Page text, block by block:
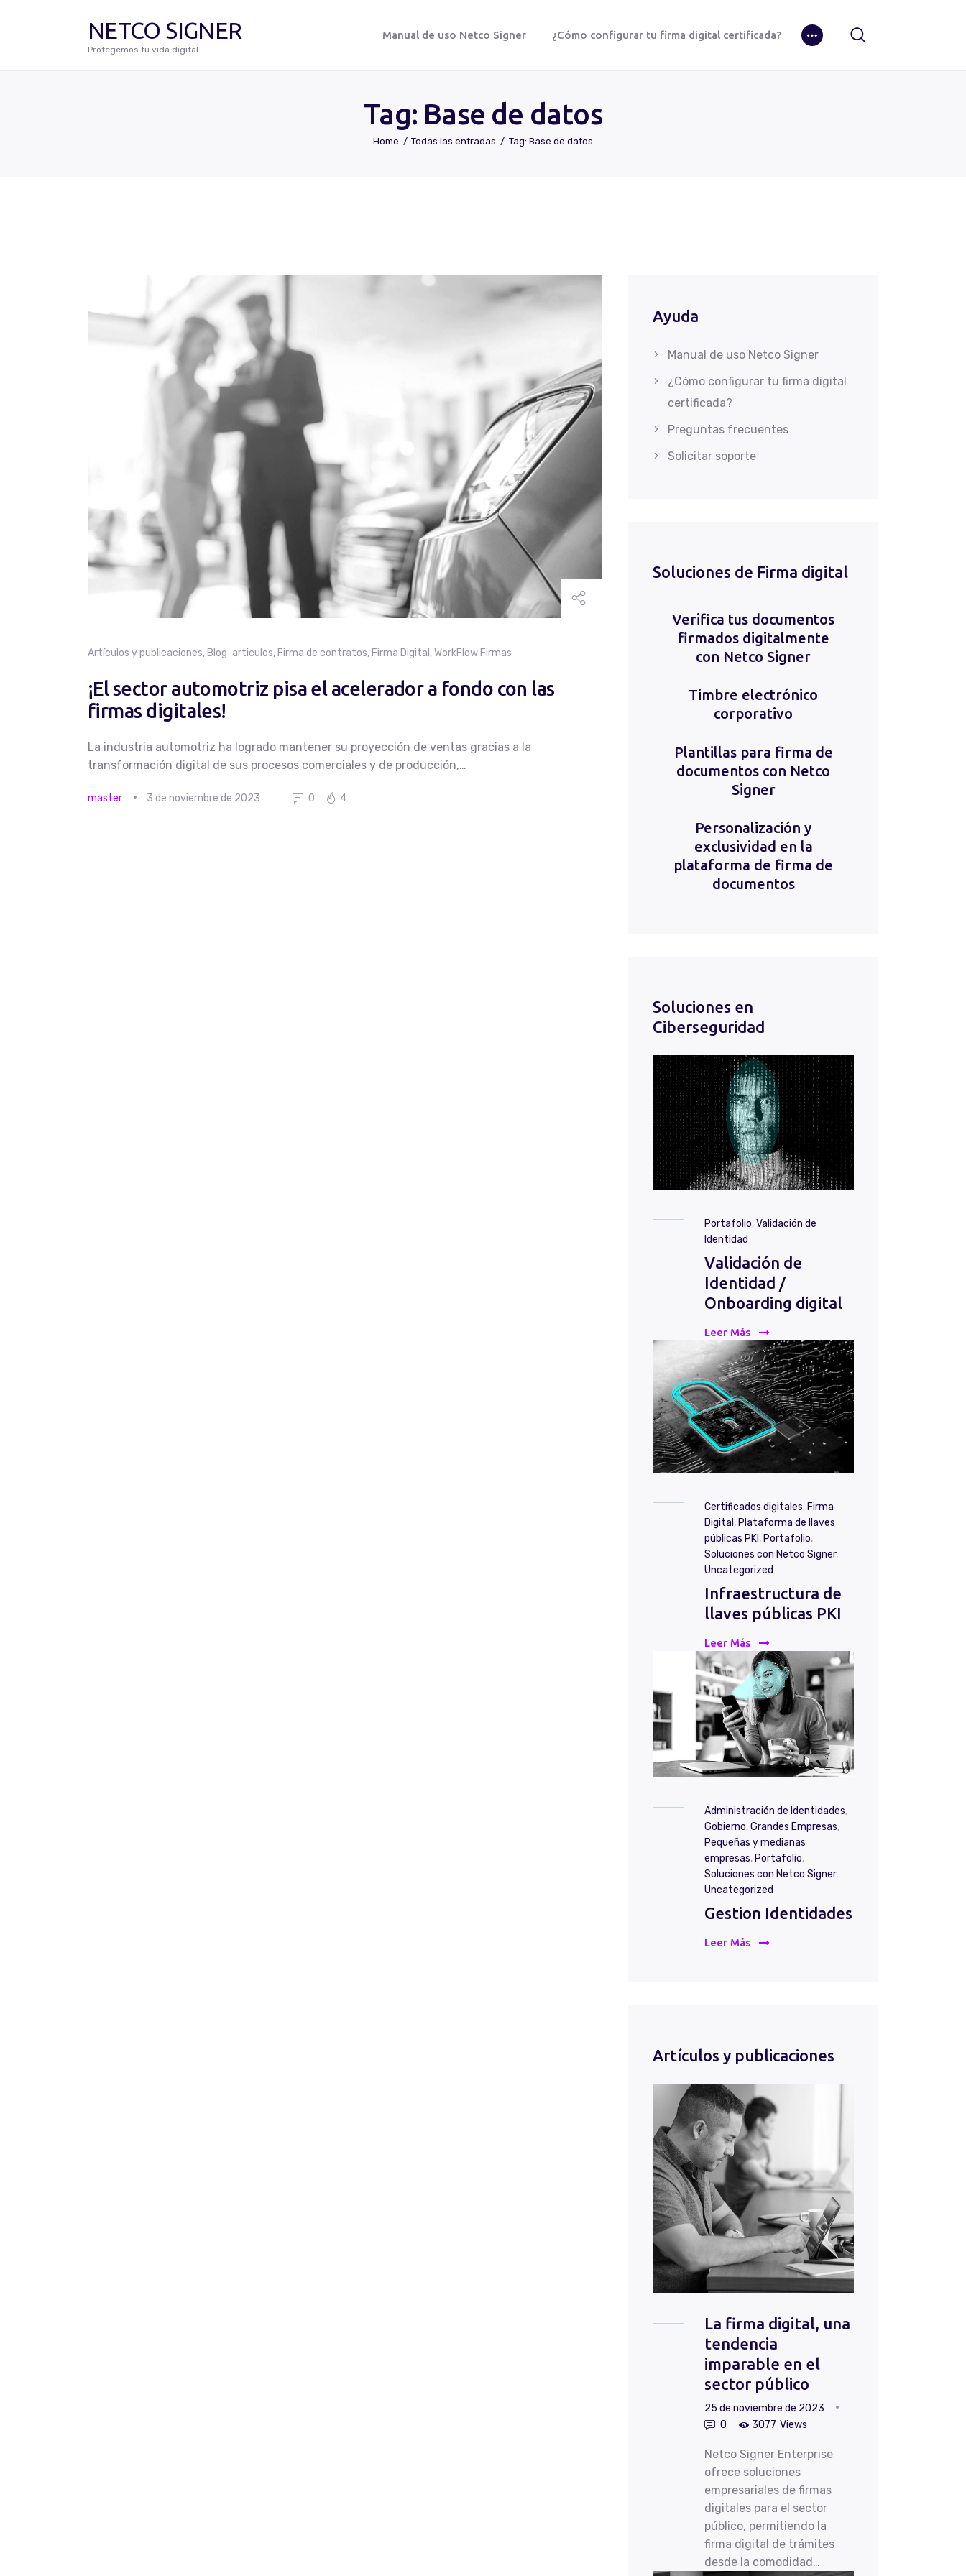
NETCO SIGNER
Protegemos tu vida digital
Manual de uso Netco Signer ¿Cómo configurar tu firma digital certificada?
Tag: Base de datos
Home Todas las entradas Tag: Base de datos
Certificada?
Preguntas Frecuentes
Solicitar Soporte
Artículos y publicaciones, Blog-articulos, Firma de contratos, Firma Digital ,WorkFlow Firmas
¡El sector automotriz pisa el acelerador a fondo con las
firmas digitales!
La industria automotriz ha logrado mantener su proyección de ventas gracias a la
transformación digital de sus procesos comerciales y de producción,…
master 3 de noviembre de 2023 0 4
Ayuda
Manual de uso Netco Signer
¿Cómo configurar tu firma digital
certificada?
Preguntas frecuentes
Solicitar soporte
Soluciones de Firma digital
Verifica tus documentos
firmados digitalmente
con Netco Signer
Timbre electrónico
corporativo
Plantillas para firma de
documentos con Netco
Signer
Personalización y
exclusividad en la
plataforma de firma de
documentos
Soluciones en
Ciberseguridad
Portafolio,Validación de
Identidad
Validación de
Identidad /
Onboarding digital
Leer Más
Certificados digitales, Firma
Digital , Plataforma de llaves
públicas PKI , Portafolio,
Soluciones con Netco Signer,
Uncategorized
Infraestructura de
llaves públicas PKI
Leer Más
Administración de Identidades,
Gobierno,Grandes Empresas,
Pequeñas y medianas
empresas,Portafolio,
Soluciones con Netco Signer,
Uncategorized
Gestion Identidades
Leer Más
Artículos y publicaciones
La firma digital, una
tendencia
imparable en el
sector público
25 de noviembre de 2023
0
3077 Views
Netco Signer Enterprise
ofrece soluciones
empresariales de firmas
digitales para el sector
público, permitiendo la
firma digital de trámites
desde la comodidad…